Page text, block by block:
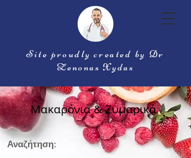
Site proudly created by Dr
Zenonas Xydas
Μακαρόνια & Ζυμαρικά
Αναζήτηση: